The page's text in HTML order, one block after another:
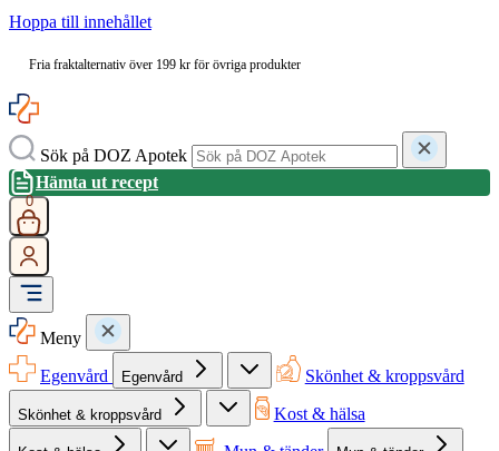
Hoppa till innehållet
Fria fraktalternativ över 199 kr för övriga produkter
Sök på DOZ Apotek
Hämta ut recept
0
Meny
Egenvård
Egenvård Skönhet & kroppsvård
Skönhet & kroppsvård Kost & hälsa